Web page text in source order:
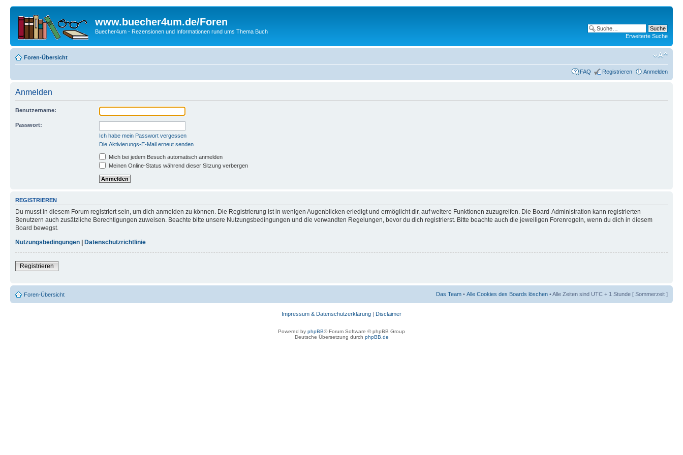
www.buecher4um.de/Foren
Buecher4um - Rezensionen und Informationen rund ums Thema Buch
Erweiterte Suche
Foren-Übersicht
FAQ Registrieren Anmelden
Anmelden
Benutzername:
Passwort:
Ich habe mein Passwort vergessen
Die Aktivierungs-E-Mail erneut senden
Mich bei jedem Besuch automatisch anmelden
Meinen Online-Status während dieser Sitzung verbergen
REGISTRIEREN
Du musst in diesem Forum registriert sein, um dich anmelden zu können. Die Registrierung ist in wenigen Augenblicken erledigt und ermöglicht dir, auf weitere Funktionen zuzugreifen. Die Board-Administration kann registrierten
Benutzern auch zusätzliche Berechtigungen zuweisen. Beachte bitte unsere Nutzungsbedingungen und die verwandten Regelungen, bevor du dich registrierst. Bitte beachte auch die jeweiligen Forenregeln, wenn du dich in diesem
Board bewegst.
Nutzungsbedingungen
Datenschutzrichtlinie
Registrieren
Foren-Übersicht Das Team • Alle Cookies des Boards löschen • Alle Zeiten sind UTC + 1 Stunde [ Sommerzeit ]
Impressum & Datenschutzerklärung | Disclaimer
Powered by phpBB® Forum Software © phpBB Group
Deutsche Übersetzung durch phpBB.de